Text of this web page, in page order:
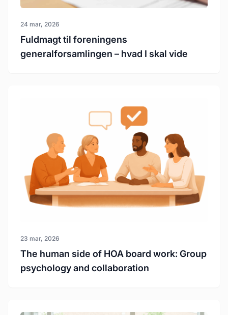
24 mar, 2026
Fuldmagt til foreningens
generalforsamlingen – hvad I skal vide
23 mar, 2026
The human side of HOA board work: Group
psychology and collaboration